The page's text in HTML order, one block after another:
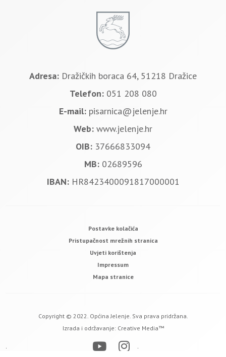
Adresa: Dražičkih boraca 64, 51218 Dražice
Telefon: 051 208 080
E-mail: pisarnica@jelenje.hr
Web: www.jelenje.hr
OIB: 37666833094
MB: 02689596
IBAN: HR8423400091817000001
Postavke kolačića
Pristupačnost mrežnih stranica
Uvjeti korištenja
Impressum
Mapa stranice
Copyright © 2022. Općina Jelenje. Sva prava pridržana.
Izrada i održavanje: Creative Media™